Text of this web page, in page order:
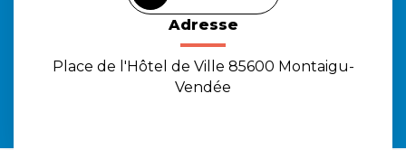
Adresse
Place de l'Hôtel de Ville 85600 Montaigu-
Vendée